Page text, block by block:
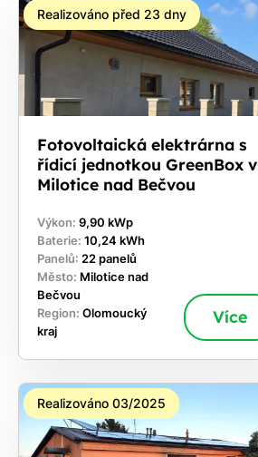
Realizováno před 23 dny
Fotovoltaická elektrárna s
řídicí jednotkou GreenBox v
Milotice nad Bečvou
Výkon: 9,90 kWp
Baterie: 10,24 kWh
Panelů: 22 panelů
Město: Milotice nad
Bečvou
Region: Olomoucký
kraj
Více
Realizováno 03/2025